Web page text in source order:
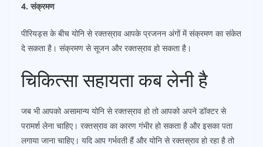
4. संक्रमण
पीरियड्स के बीच योनि से रक्तस्राव आपके प्रजनन अंगों में संक्रमण का संकेत
दे सकता है। संक्रमण से सूजन और रक्तस्राव हो सकता है।
चिकित्सा सहायता कब लेनी है
जब भी आपको असामान्य योनि से रक्तस्राव हो तो आपको अपने डॉक्टर से
परामर्श लेना चाहिए। रक्तस्राव का कारण गंभीर हो सकता है और इसका पता
लगाया जाना चाहिए। यदि आप गर्भवती हैं और योनि से रक्तस्राव हो रहा है तो